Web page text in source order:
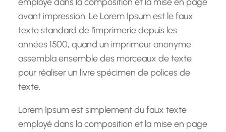
avant impression. Le Lorem Ipsum est le faux
texte standard de l'imprimerie depuis les
années 1500, quand un imprimeur anonyme
assembla ensemble des morceaux de texte
pour réaliser un livre spécimen de polices de
texte.
Lorem Ipsum est simplement du faux texte
employé dans la composition et la mise en page